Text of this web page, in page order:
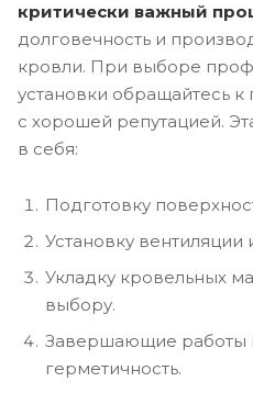
критически важный
долговечность и
кровли. При выборе
установки обращайтесь
с хорошей репутацией.
в себя:
Подготовку
Установку вентиляции
Укладку кровельных
выбору.
Завершающие работы
герметичность.